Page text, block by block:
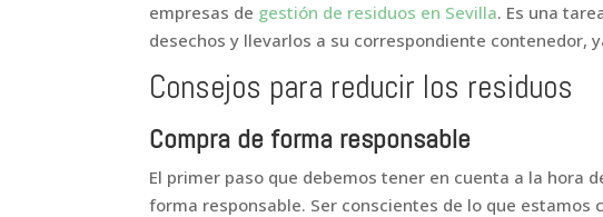
empresas de gestión de residuos en Sevilla. Es una
desechos y llevarlos a su correspondiente contenedor,
Consejos para reducir los residuos
Compra de forma responsable
El primer paso que debemos tener en cuenta a la hora
forma responsable. Ser conscientes de lo que estamos